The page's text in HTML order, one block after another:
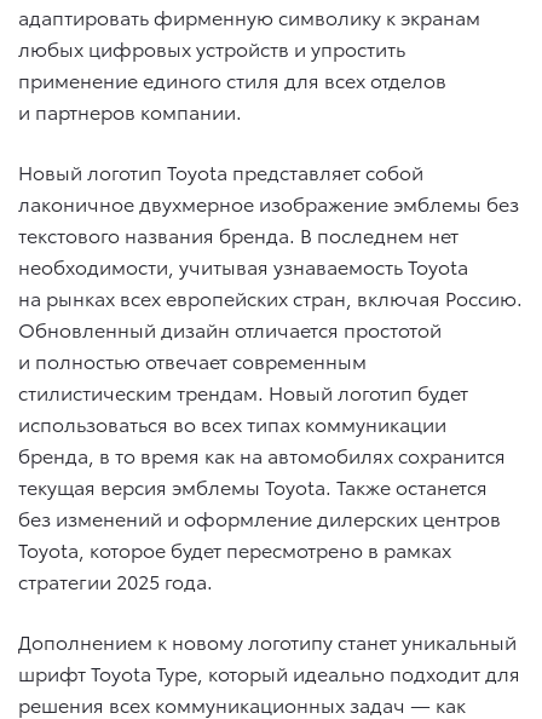
адаптировать фирменную символику к экранам
любых цифровых устройств и упростить
применение единого стиля для всех отделов
и партнеров компании.
Новый логотип Toyota представляет собой
лаконичное двухмерное изображение эмблемы без
текстового названия бренда. В последнем нет
необходимости, учитывая узнаваемость Toyota
на рынках всех европейских стран, включая Россию.
Обновленный дизайн отличается простотой
и полностью отвечает современным
стилистическим трендам. Новый логотип будет
использоваться во всех типах коммуникации
бренда, в то время как на автомобилях сохранится
текущая версия эмблемы Toyota. Также останется
без изменений и оформление дилерских центров
Toyota, которое будет пересмотрено в рамках
стратегии 2025 года.
Дополнением к новому логотипу станет уникальный
шрифт Toyota Type, который идеально подходит для
решения всех коммуникационных задач — как